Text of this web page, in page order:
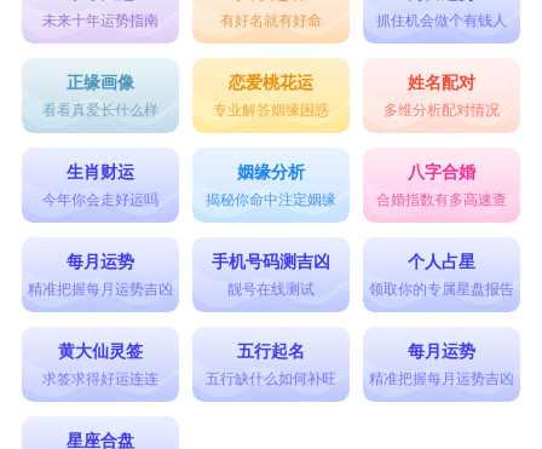
未来十年运势指南 有好名就有好命 抓住机会做个有钱人
正缘画像
看看真爱长什么样
恋爱桃花运
专业解答姻缘困惑
姓名配对
多维分析配对情况
生肖财运
今年你会走好运吗
姻缘分析
揭秘你命中注定姻缘
八字合婚
合婚指数有多高速查
每月运势
精准把握每月运势吉凶
手机号码测吉凶
靓号在线测试
个人占星
领取你的专属星盘报告
黄大仙灵签
求签求得好运连连
五行起名
五行缺什么如何补旺
每月运势
精准把握每月运势吉凶
星座合盘